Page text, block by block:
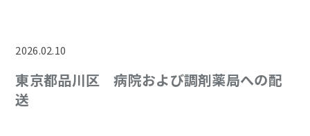
2026.02.10
東京都品川区 病院および調剤薬局への配
送